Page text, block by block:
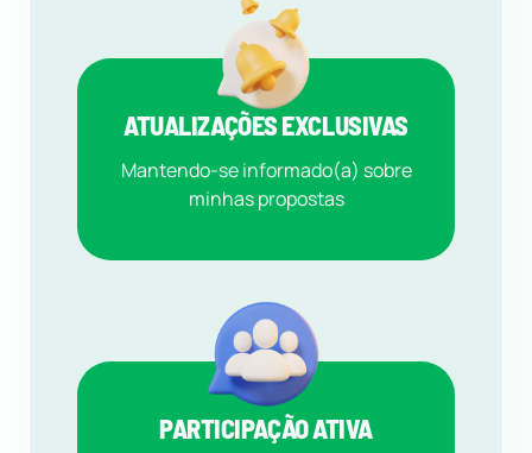
ATUALIZAÇÕES EXCLUSIVAS
Mantendo-se informado(a) sobre
minhas propostas
PARTICIPAÇÃO ATIVA